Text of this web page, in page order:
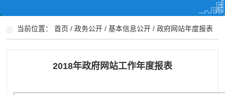
当前位置：首页 /政务公开 /基本信息公开 /政府网站年度报表
2018年政府网站工作年度报表